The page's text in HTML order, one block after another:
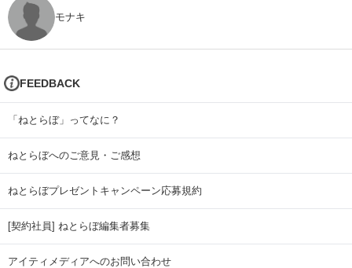
モナキ
FEEDBACK
「ねとらぼ」ってなに？
ねとらぼへのご意見・ご感想
ねとらぼプレゼントキャンペーン応募規約
[契約社員] ねとらぼ編集者募集
アイティメディアへのお問い合わせ